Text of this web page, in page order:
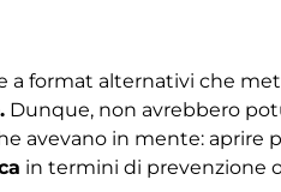
a format alternativi che
Dunque, non avrebbero
avevano in mente: aprire
in termini di prevenzione